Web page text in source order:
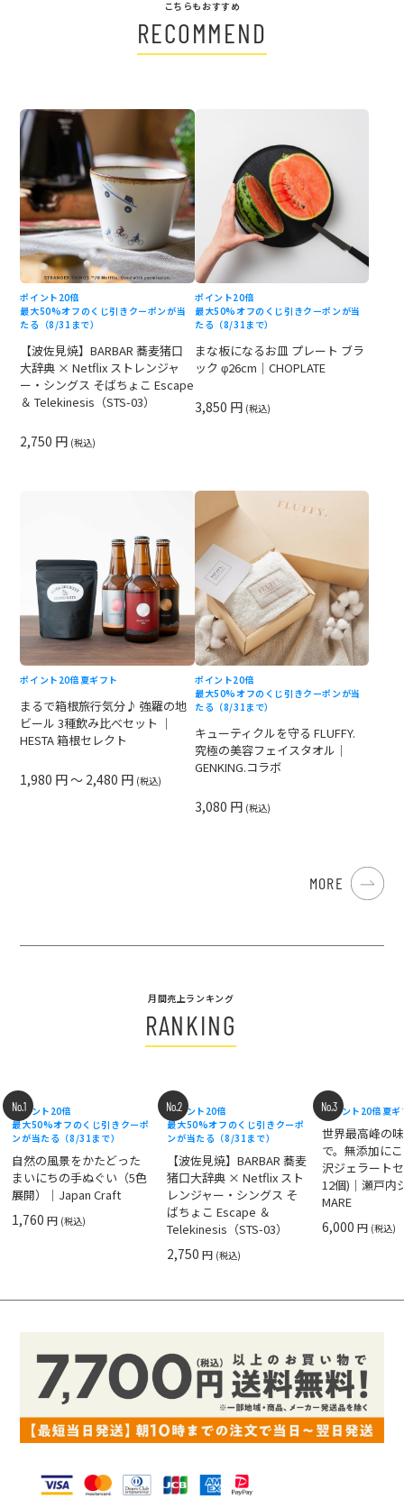
こちらもおすすめ
RECOMMEND
ポイント20倍
最大50%オフのくじ引きクーポンが当
たる（8/31まで）
【波佐見焼】BARBAR 蕎麦猪口
大辞典 × Netflix ストレンジャ
ー・シングス そばちょこ Escape
＆ Telekinesis（STS-03）
2,750 円 (税込)
ポイント20倍
最大50%オフのくじ引きクーポンが当
たる（8/31まで）
まな板になるお皿 プレート ブラ
ック φ26cm｜CHOPLATE
3,850 円 (税込)
ポイント20倍 夏ギフト
まるで箱根旅行気分♪ 強羅の地
ビール 3種飲み比べセット ｜
HESTA 箱根セレクト
1,980 円 ～ 2,480 円 (税込)
ポイント20倍
最大50%オフのくじ引きクーポンが当
たる（8/31まで）
キューティクルを守る FLUFFY.
究極の美容フェイスタオル｜
GENKING.コラボ
3,080 円 (税込)
MORE
月間売上ランキング
RANKING
No.1
ポイント20倍
最大50%オフのくじ引きクーポ
ンが当たる（8/31まで）
自然の風景をかたどった
まいにちの手ぬぐい（5色
展開）｜Japan Craft
1,760円 (税込)
No.2
ポイント20倍
最大50%オフのくじ引きクーポ
ンが当たる（8/31まで）
【波佐見焼】BARBAR 蕎麦
猪口大辞典 × Netflix スト
レンジャー・シングス そ
ばちょこ Escape ＆
Telekinesis（STS-03）
2,750円 (税込)
No.3
ポイント20倍 夏
世界最高峰の
で。無添加に
沢ジェラート
12個)｜瀬戸内
MARE
6,000円 (税込)